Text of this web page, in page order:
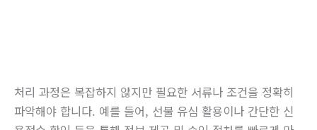
처리 과정은 복잡하지 않지만 필요한 서류나 조건을 정확히
파악해야 합니다. 예를 들어, 선불 유심 활용이나 간단한 신